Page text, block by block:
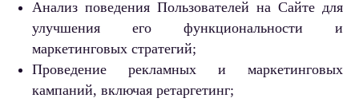
Анализ поведения Пользователей на Сайте для
улучшения его функциональности и
маркетинговых стратегий;
Проведение рекламных и маркетинговых
кампаний, включая ретаргетинг;